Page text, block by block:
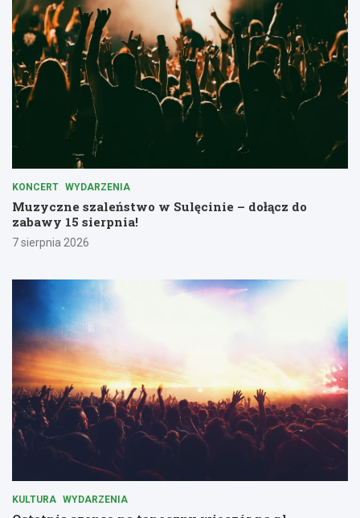
KONCERT WYDARZENIA
Muzyczne szaleństwo w Sulęcinie – dołącz do
zabawy 15 sierpnia!
7 sierpnia 2026
KULTURA WYDARZENIA